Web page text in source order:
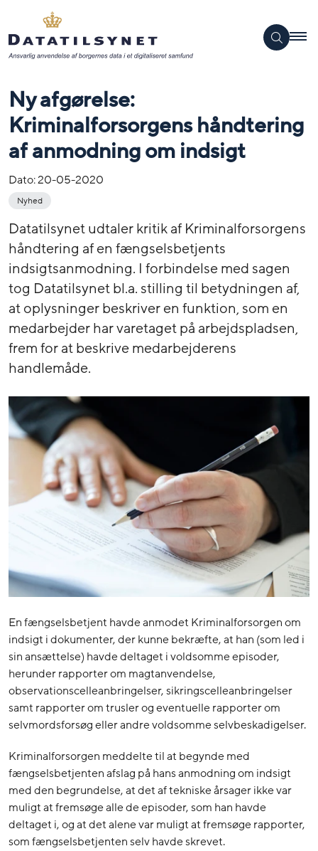
Ny afgørelse:
Kriminalforsorgens håndtering
af anmodning om indsigt
Dato:20-05-2020
Nyhed
Datatilsynet udtaler kritik af Kriminalforsorgens
håndtering af en fængselsbetjents
indsigtsanmodning. I forbindelse med sagen
tog Datatilsynet bl.a. stilling til betydningen af,
at oplysninger beskriver en funktion, som en
medarbejder har varetaget på arbejdspladsen,
frem for at beskrive medarbejderens
handlemåde.
En fængselsbetjent havde anmodet Kriminalforsorgen om
indsigt i dokumenter, der kunne bekræfte, at han (som led i
sin ansættelse) havde deltaget i voldsomme episoder,
herunder rapporter om magtanvendelse,
observationscelleanbringelser, sikringscelleanbringelser
samt rapporter om trusler og eventuelle rapporter om
selvmordsforsøg eller andre voldsomme selvbeskadigelser.
Kriminalforsorgen meddelte til at begynde med
fængselsbetjenten afslag på hans anmodning om indsigt
med den begrundelse, at det af tekniske årsager ikke var
muligt at fremsøge alle de episoder, som han havde
deltaget i, og at det alene var muligt at fremsøge rapporter,
som fængselsbetjenten selv havde skrevet.